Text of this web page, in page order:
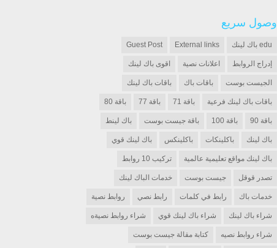
وصول سريع
edu باك لينك External links
Guest Post
إدراج الروابط اعلانات نصية اقوى باك لينك
الجيست بوست باقات باك باقات باك لينك
باقات باك لينك فرعية باقة 71 باقة 77 باقة 80
باقة 90 باقة 100 باقة جيست بوست باك لينط
باك لينك باكلينكات باكلينكس باك لينك قوي
باك لينك مواقع تعليمية عالمية تركيب 10 روابط
تصدر قوقل جيست بوست خدمات الباك لينك
خدمات باك رابط في كلمات رابط نصي روابط نصية
شراء باك لينك شراء باك لينك قوي شراء روابط نصيةه
شراء روابط نصيه كتابة مقالة جيست بوست